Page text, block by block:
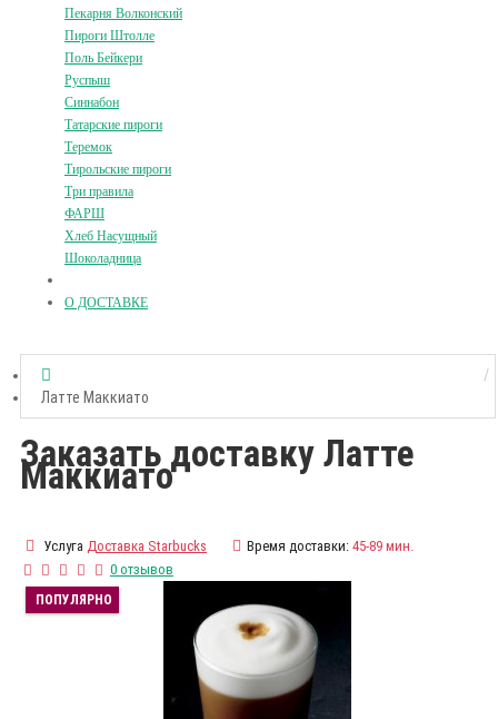
Пекарня Волконский
Пироги Штолле
Поль Бейкери
Руспыш
Синнабон
Татарские пироги
Теремок
Тирольские пироги
Три правила
ФАРШ
Хлеб Насущный
Шоколадница
О ДОСТАВКЕ
Латте Маккиато
Заказать доставку Латте
Маккиато
Услуга Доставка Starbucks Время доставки: 45-89 мин.
0 отзывов
ПОПУЛЯРНО